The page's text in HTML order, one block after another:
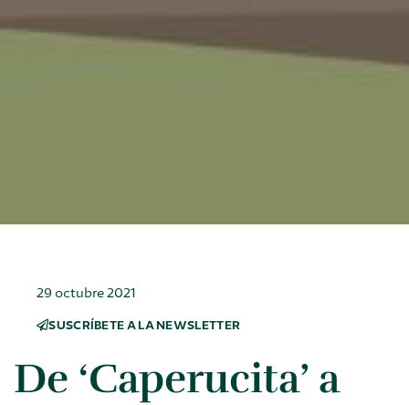
29 octubre 2021
SUSCRÍBETE A LA NEWSLETTER
De ‘Caperucita’ a